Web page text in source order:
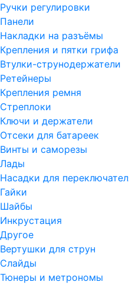
Ручки регулировки
Панели
Накладки на разъёмы
Крепления и пятки грифа
Втулки-струнодержатели
Ретейнеры
Крепления ремня
Стреплоки
Ключи и держатели
Отсеки для батареек
Винты и саморезы
Лады
Насадки для
Гайки
Шайбы
Инкрустация
Другое
Вертушки для струн
Слайды
Тюнеры и метрономы